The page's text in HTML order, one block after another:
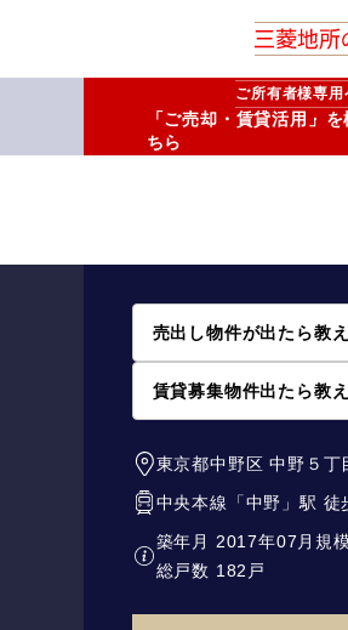
ご所有者様専用
「ご売却・賃貸活用」
ちら
売出し物件が出たら教
賃貸募集物件出たら教
東京都中野区 中野５丁
中央本線
「中野 」駅 徒
築年月 2017年07月規
総戸数 182戸